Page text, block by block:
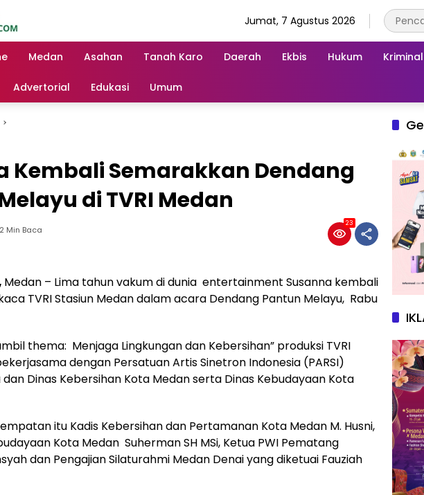
Jumat, 7 Agustus 2026
Medan Asahan Tanah Karo Daerah Ekbis Hukum Kriminal
Advertorial Edukasi Umum
Kembali Semarakkan Dendang
di TVRI Medan
2 Min Baca
23
Medan – Lima tahun vakum di dunia entertainment Susanna kembali
TVRI Stasiun Medan dalam acara Dendang Pantun Melayu, Rabu
thema: Menjaga Lingkungan dan Kebersihan” produksi TVRI
dengan Persatuan Artis Sinetron Indonesia (PARSI)
Dinas Kebersihan Kota Medan serta Dinas Kebudayaan Kota
itu Kadis Kebersihan dan Pertamanan Kota Medan M. Husni,
Kota Medan Suherman SH MSi, Ketua PWI Pematang
dan Pengajian Silaturahmi Medan Denai yang diketuai Fauziah